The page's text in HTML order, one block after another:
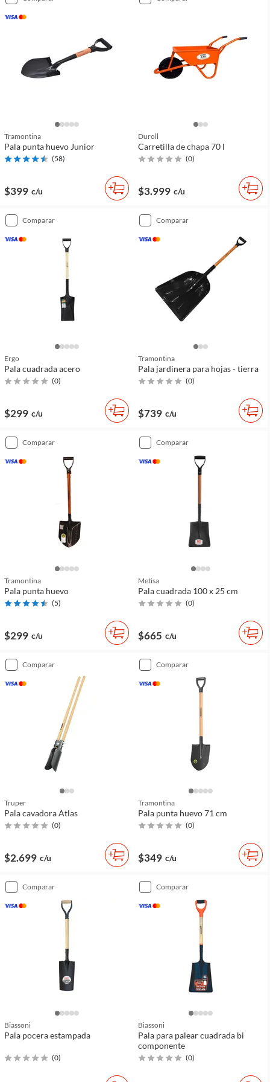
Tramontina
Pala punta huevo Junior
(58)
$399 c/u
Duroll
Carretilla de chapa 70 l
(0)
$3.999 c/u
comparar
Ergo
Pala cuadrada acero
(0)
$299 c/u
comparar
Tramontina
Pala jardinera para hojas - tierra
(0)
$739 c/u
comparar
Tramontina
Pala punta huevo
(5)
$299 c/u
comparar
Metisa
Pala cuadrada 100 x 25 cm
(0)
$665 c/u
comparar
Truper
Pala cavadora Atlas
(0)
$2.699 c/u
comparar
Tramontina
Pala punta huevo 71 cm
(0)
$349 c/u
comparar
Biassoni
Pala pocera estampada
(0)
comparar
Biassoni
Pala para palear cuadrada bi
componente
(0)